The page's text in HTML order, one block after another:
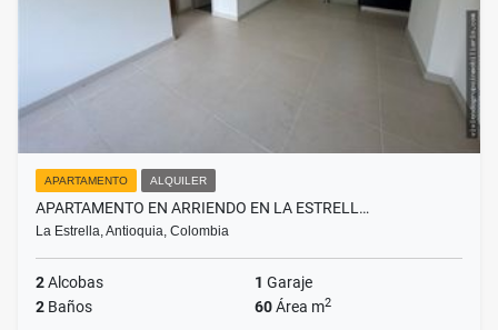
APARTAMENTO ALQUILER
APARTAMENTO EN ARRIENDO EN LA ESTRELL…
La Estrella, Antioquia, Colombia
2Alcobas 1 Garaje
2 Baños 60Área m2